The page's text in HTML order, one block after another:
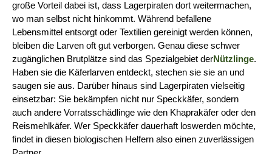
große Vorteil dabei ist, dass Lagerpiraten dort weitermachen,
wo man selbst nicht hinkommt. Während befallene
Lebensmittel entsorgt oder Textilien gereinigt werden können,
bleiben die Larven oft gut verborgen. Genau diese schwer
zugänglichen Brutplätze sind das Spezialgebiet derNützlinge.
Haben sie die Käferlarven entdeckt, stechen sie sie an und
saugen sie aus. Darüber hinaus sind Lagerpiraten vielseitig
einsetzbar: Sie bekämpfen nicht nur Speckkäfer, sondern
auch andere Vorratsschädlinge wie den Khaprakäfer oder den
Reismehlkäfer. Wer Speckkäfer dauerhaft loswerden möchte,
findet in diesen biologischen Helfern also einen zuverlässigen